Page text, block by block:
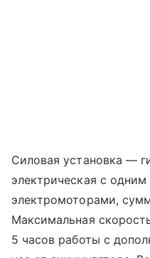
Силовая установка —
электрическая с
электромоторами,
Максимальная
5 часов работы с